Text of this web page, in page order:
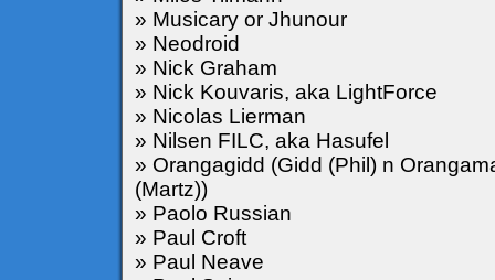
» Musicary or Jhunour
» Neodroid
» Nick Graham
» Nick Kouvaris, aka LightForce
» Nicolas Lierman
» Nilsen FILC, aka Hasufel
» Orangagidd (Gidd (Phil) n
(Martz))
» Paolo Russian
» Paul Croft
» Paul Neave